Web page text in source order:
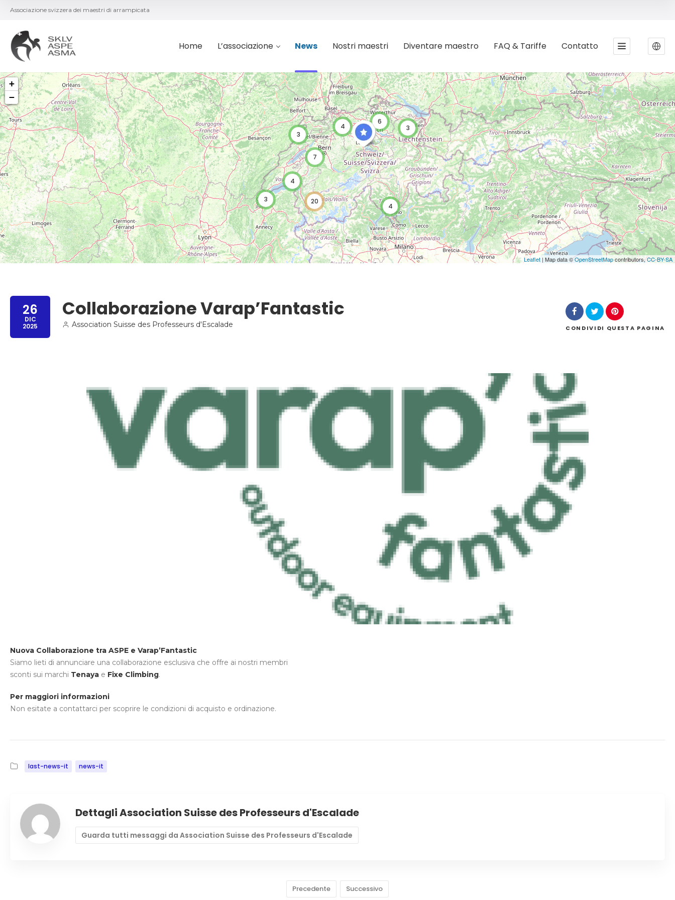
Associazione svizzera dei maestri di arrampicata
Home L’associazione News Nostri maestri Diventare maestro FAQ & Tariffe Contatto
3
4
3
3
6
4
7
4
20
+
−
Leaflet | Map data ©OpenStreetMapcontributors,CC-BY-SA
26
DIC
2025
Collaborazione Varap’Fantastic
Association Suisse des Professeurs d'Escalade CONDIVIDI QUESTA PAGINA
Nuova Collaborazione tra ASPE e Varap’Fantastic
Siamo lieti di annunciare una collaborazione esclusiva che offre ai nostri membri
sconti sui marchi Tenaya e Fixe Climbing.
Per maggiori informazioni
Non esitate a contattarci per scoprire le condizioni di acquisto e ordinazione.
last-news-it news-it
Dettagli Association Suisse des Professeurs d'Escalade
Guarda tutti messaggi da Association Suisse des Professeurs d'Escalade
Precedente Successivo